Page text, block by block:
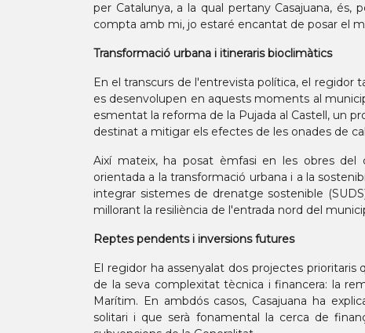
per Catalunya, a la qual pertany Casajuana, és,
compta amb mi, jo estaré encantat de posar el
Transformació urbana i itineraris bioclimàtics
En el transcurs de l'entrevista política, el
es desenvolupen en aquests moments al
esmentat la reforma de la Pujada al Castell, un
destinat a mitigar els efectes de les onades de
Així mateix, ha posat èmfasi en les obres del
orientada a la transformació urbana i a la
integrar sistemes de drenatge sostenible
millorant la resiliència de l'entrada nord del
Reptes pendents i inversions futures
El regidor ha assenyalat dos projectes
de la seva complexitat tècnica i financera: la
Marítim. En ambdós casos, Casajuana ha
solitari i que serà fonamental la cerca de